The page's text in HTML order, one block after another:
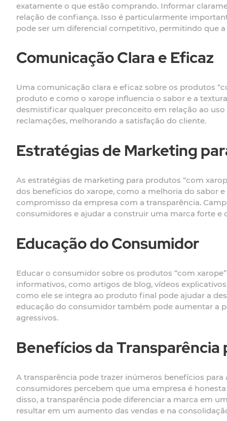
exatamente o que estão comprando. Informar
relação de confiança. Isso é particularmente
pode ser um diferencial competitivo, permitindo que
Comunicação Clara e Eficaz
Uma comunicação clara e eficaz sobre os produtos
produto e como o xarope influencia o sabor e a
desmistificar qualquer preconceito em relação ao
reclamações, melhorando a satisfação do cliente.
Estratégias de Marketing
As estratégias de marketing para produtos “com
dos benefícios do xarope, como a melhoria do sabor
compromisso da empresa com a transparência.
consumidores e ajudar a construir uma marca forte e
Educação do Consumidor
Educar o consumidor sobre os produtos “com
informativos, como artigos de blog, vídeos
como ele se integra ao produto final pode ajudar a
educação do consumidor também pode aumentar a
agressivos.
Benefícios da Transparência
A transparência pode trazer inúmeros benefícios
consumidores percebem que uma empresa é
disso, a transparência pode diferenciar a marca em
resultar em um aumento das vendas e na